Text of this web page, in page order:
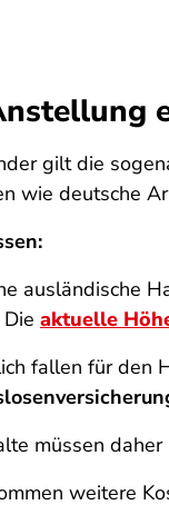
gilt die
wie deutsche
ausländische
aktuelle
fallen für den
müssen
weitere